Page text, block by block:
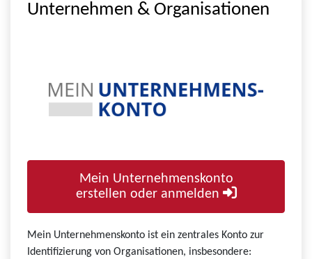
Unternehmen & Organisationen
Mein Unternehmenskonto
erstellen oder anmelden
Mein Unternehmenskonto ist ein zentrales Konto zur
Identifizierung von Organisationen, insbesondere: